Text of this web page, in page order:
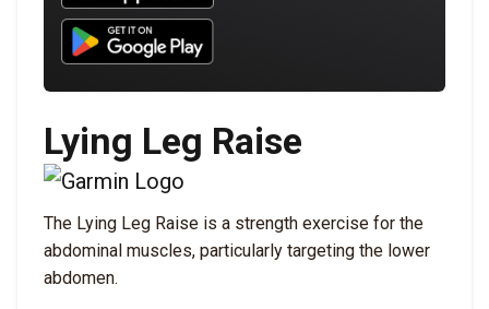
Download UNBROKEN on Google Play
Lying Leg Raise
The Lying Leg Raise is a strength exercise for the
abdominal muscles, particularly targeting the lower
abdomen.